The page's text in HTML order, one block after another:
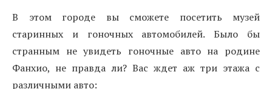
В этом городе вы сможете посетить музей
старинных и гоночных автомобилей. Было бы
странным не увидеть гоночные авто на родине
Фанхио, не правда ли? Вас ждет аж три этажа с
различными авто: